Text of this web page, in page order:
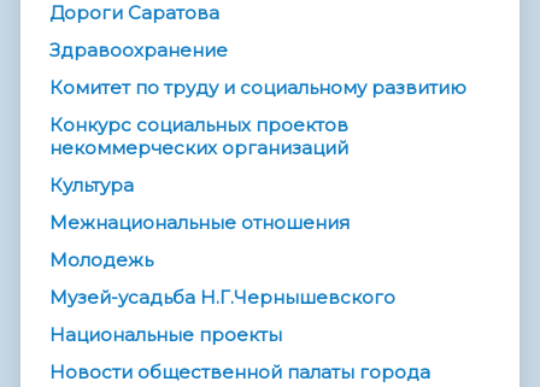
Дороги Саратова
Здравоохранение
Комитет по труду и социальному развитию
Конкурс социальных проектов
некоммерческих организаций
Культура
Межнациональные отношения
Молодежь
Музей-усадьба Н.Г.Чернышевского
Национальные проекты
Новости общественной палаты города